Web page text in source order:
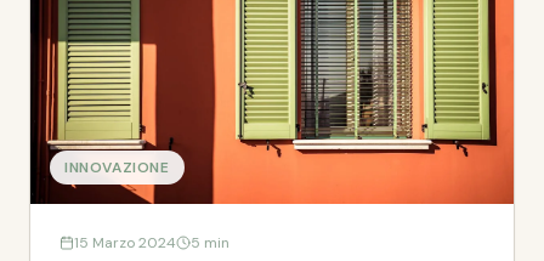
INNOVAZIONE
15 Marzo 2024 5 min